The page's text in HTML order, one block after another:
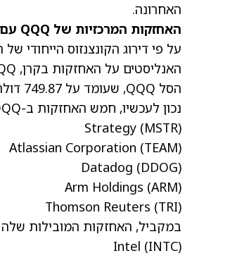
האחרונה.
האחזקות המרכזיות של QQQ עם פוטנציאל העלייה/ירידה הגבוה ביותר
הסל QQQ, שעומד על 749.87 דולר, משקף פוטנציאל עלייה של כ-21%.
נכון לעכשיו, חמש האחזקות ב-QQQ עם פוטנציאל העלייה הגבוה ביותר הן:
Strategy (MSTR)
Atlassian Corporation (TEAM)
Datadog (DDOG)
Arm Holdings (ARM)
Thomson Reuters (TRI)
במקביל, האחזקות המובילות שלה
Intel (INTC)